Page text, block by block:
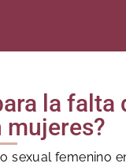
la
mujeres?
sexual femenino